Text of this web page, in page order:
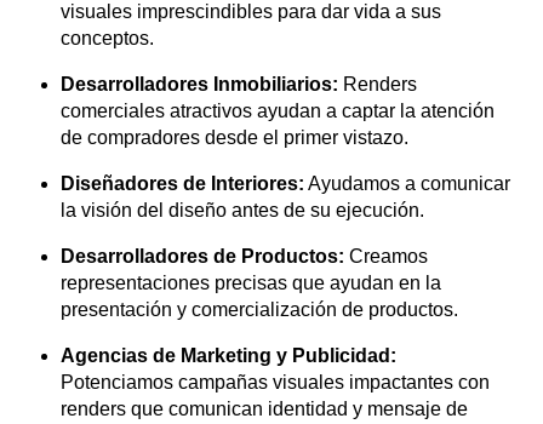
visuales imprescindibles para dar vida a sus
conceptos.
Desarrolladores Inmobiliarios: Renders
comerciales atractivos ayudan a captar la atención
de compradores desde el primer vistazo.
Diseñadores de Interiores: Ayudamos a comunicar
la visión del diseño antes de su ejecución.
Desarrolladores de Productos: Creamos
representaciones precisas que ayudan en la
presentación y comercialización de productos.
Agencias de Marketing y Publicidad:
Potenciamos campañas visuales impactantes con
renders que comunican identidad y mensaje de